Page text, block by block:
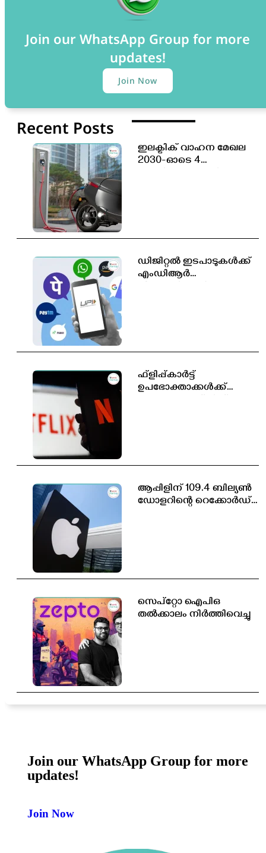
Join our WhatsApp Group for more
updates!
Join Now
Recent Posts
ഇലക്ട്രിക് വാഹന മേഖല
2030-ഓടെ 4
ഡിജിറ്റൽ ഇടപാടുകൾക്ക്
എംഡിആർ
ഫ്ളിപ്പ്കാർട്ട്
ഉപഭോക്താക്കൾക്ക്
ആപ്പിളിന് 109.4 ബില്യൺ
ഡോളറിന്റെ റെക്കോർഡ്
സെപ്റ്റോ ഐപിഒ
തൽക്കാലം നിർത്തിവെച്ചു
Join our WhatsApp Group for more
updates!
Join Now